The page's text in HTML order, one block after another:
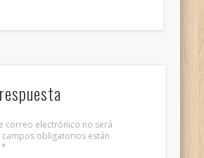
correo electrónico no será
campos obligatorios están
*